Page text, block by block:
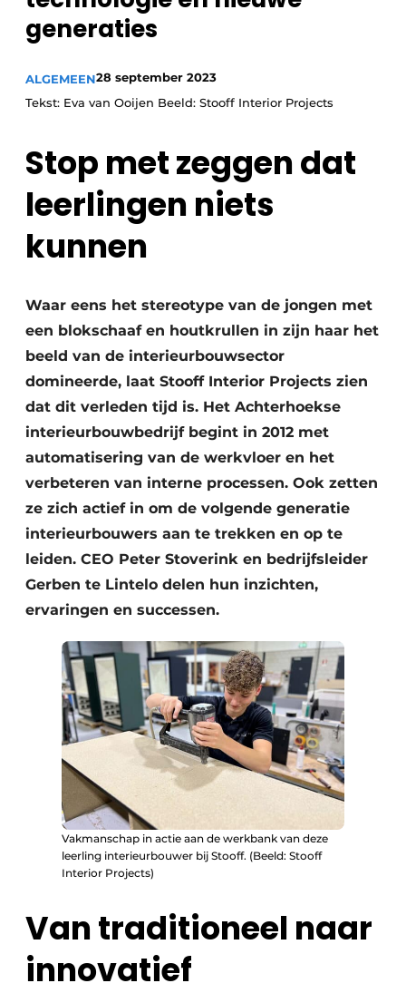
Vacature aanmelden
Vacatures
Video’s
generaties
ALGEMEEN28 september 2023
Tekst: Eva van Ooijen Beeld: Stooff Interior Projects
Stop met zeggen dat
leerlingen niets
kunnen
Waar eens het stereotype van de jongen met
een blokschaaf en houtkrullen in zijn haar het
beeld van de interieurbouwsector
domineerde, laat Stooff Interior Projects zien
dat dit verleden tijd is. Het Achterhoekse
interieurbouwbedrijf begint in 2012 met
automatisering van de werkvloer en het
verbeteren van interne processen. Ook zetten
ze zich actief in om de volgende generatie
interieurbouwers aan te trekken en op te
leiden. CEO Peter Stoverink en bedrijfsleider
Gerben te Lintelo delen hun inzichten,
ervaringen en successen.
Vakmanschap in actie aan de werkbank van deze
leerling interieurbouwer bij Stooff. (Beeld: Stooff
Interior Projects)
Van traditioneel naar
innovatief